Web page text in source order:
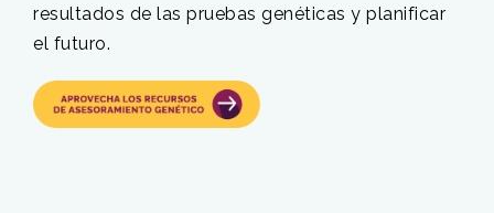
resultados de las pruebas genéticas y planificar
el futuro.